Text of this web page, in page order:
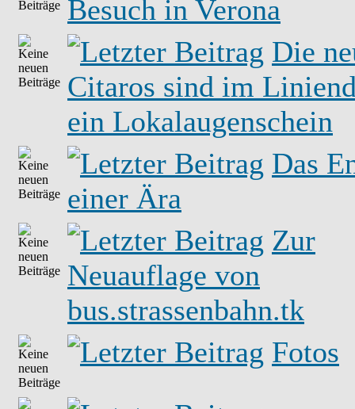
Besuch in Verona
Die
Citaros sind im
ein Lokalaugenschein
Das
einer Ära
Zur
Neuauflage von
bus.strassenbahn.tk
Fotos